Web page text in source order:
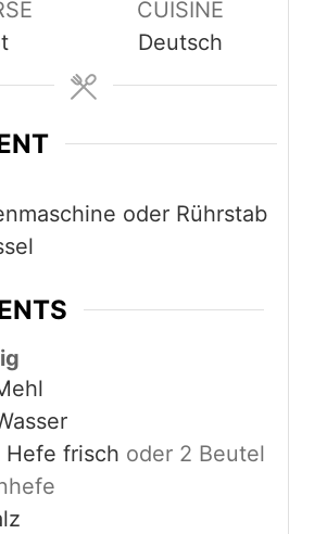
CUISINE
Deutsch
oder Rührstab
Hefe frisch oder 2 Beutel